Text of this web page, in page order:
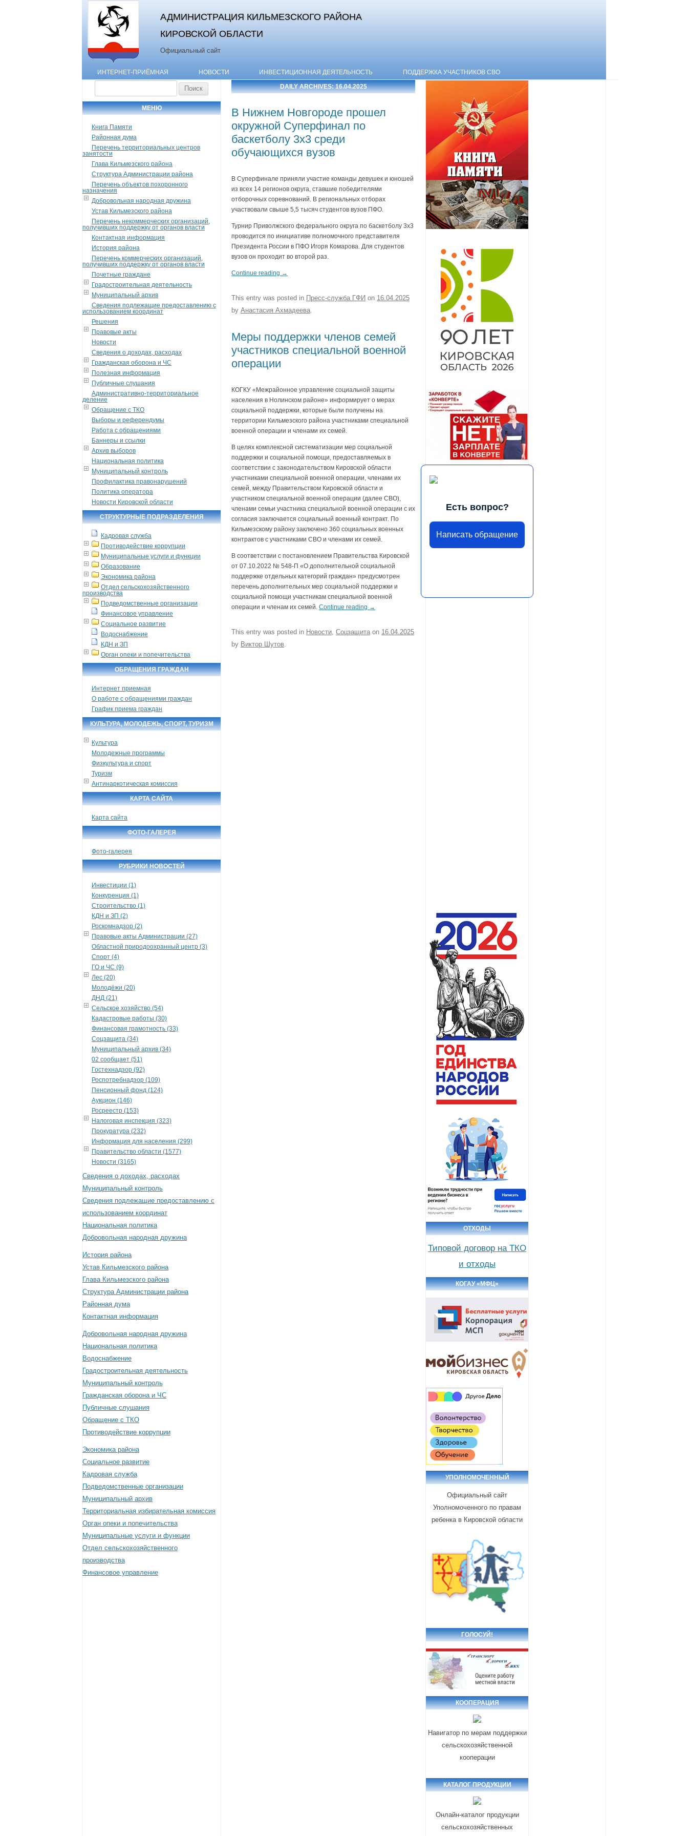
АДМИНИСТРАЦИЯ КИЛЬМЕЗСКОГО РАЙОНА
КИРОВСКОЙ ОБЛАСТИ
Официальный сайт
Skip to content
ИНТЕРНЕТ-ПРИЁМНАЯ НОВОСТИ ИНВЕСТИЦИОННАЯ ДЕЯТЕЛЬНОСТЬ ПОДДЕРЖКА УЧАСТНИКОВ СВО
МЕНЮ
Книга Памяти
Районная дума
Перечень территориальных центров
занятости
Глава Кильмезского района
Структура Администрации района
Перечень объектов похоронного
назначения
Добровольная народная дружина
Устав Кильмезского района
Перечень некоммерческих организаций,
получивших поддержку от органов власти
Контактная информация
История района
Перечень коммерческих организаций,
получивших поддержку от органов власти
Почетные граждане
Градостроительная деятельность
Муниципальный архив
Сведения подлежащие предоставлению с
использованием координат
Решения
Правовые акты
Новости
Сведения о доходах, расходах
Гражданская оборона и ЧС
Полезная информация
Публичные слушания
Административно-территориальное
деление
Обращение с ТКО
Выборы и референдумы
Работа с обращениями
Баннеры и ссылки
Архив выборов
Национальная политика
Муниципальный контроль
Профилактика правонарушений
Политика оператора
Новости Кировской области
СТРУКТУРНЫЕ ПОДРАЗДЕЛЕНИЯ
Кадровая служба
Противодействие коррупции
Муниципальные услуги и функции
Образование
Экономика района
Отдел сельскохозяйственного
производства
Подведомственные организации
Финансовое управление
Социальное развитие
Водоснабжение
КДН и ЗП
Орган опеки и попечительства
ОБРАЩЕНИЯ ГРАЖДАН
Интернет приемная
О работе с обращениями граждан
График приема граждан
КУЛЬТУРА, МОЛОДЕЖЬ, СПОРТ, ТУРИЗМ
Культура
Молодежные программы
Физкультура и спорт
Туризм
Антинаркотическая комиссия
КАРТА САЙТА
Карта сайта
ФОТО-ГАЛЕРЕЯ
Фото-галерея
РУБРИКИ НОВОСТЕЙ
Инвестиции (1)
Конкуренция (1)
Строительство (1)
КДН и ЗП (2)
Роскомнадзор (2)
Правовые акты Администрации (27)
Областной природоохранный центр (3)
Спорт (4)
ГО и ЧС (9)
Лес (20)
Молодёжи (20)
ДНД (21)
Сельское хозяйство (54)
Кадастровые работы (30)
Финансовая грамотность (33)
Соцзащита (34)
Муниципальный архив (34)
02 сообщает (51)
Гостехнадзор (92)
Роспотребнадзор (109)
Пенсионный фонд (124)
Аукцион (146)
Росреестр (153)
Налоговая инспекция (323)
Прокуратура (232)
Информация для населения (299)
Правительство области (1577)
Новости (3165)
Сведения о доходах, расходах
Муниципальный контроль
Сведения подлежащие предоставлению с
использованием координат
Национальная политика
Добровольная народная дружина
История района
Устав Кильмезского района
Глава Кильмезского района
Структура Администрации района
Районная дума
Контактная информация
Добровольная народная дружина
Национальная политика
Водоснабжение
Градостроительная деятельность
Муниципальный контроль
Гражданская оборона и ЧС
Публичные слушания
Обращение с ТКО
Противодействие коррупции
Экономика района
Социальное развитие
Кадровая служба
Подведомственные организации
Муниципальный архив
Территориальная избирательная комиссия
Орган опеки и попечительства
Муниципальные услуги и функции
Отдел сельскохозяйственного
производства
Финансовое управление
DAILY ARCHIVES:16.04.2025
В Нижнем Новгороде прошел
окружной Суперфинал по
баскетболу 3х3 среди
обучающихся вузов
В Суперфинале приняли участие команды девушек и юношей
из всех 14 регионов округа, ставшие победителями
отборочных соревнований. В региональных отборах
участвовали свыше 5,5 тысяч студентов вузов ПФО.
Турнир Приволжского федерального округа по баскетболу 3х3
проводится по инициативе полномочного представителя
Президента России в ПФО Игоря Комарова. Для студентов
вузов он проходит во второй раз.
Continue reading →
This entry was posted in Пресс-служба ГФИ on 16.04.2025
by Анастасия Ахмадеева
Меры поддержки членов семей
участников специальной военной
операции
КОГКУ «Межрайонное управление социальной защиты
населения в Нолинском районе» информирует о мерах
социальной поддержки, которые были получены на
территории Кильмезского района участниками специальной
военной операции и членами их семей.
В целях комплексной систематизации мер социальной
поддержки и социальной помощи, предоставляемых в
соответствии с законодательством Кировской области
участниками специальной военной операции, членами их
семей, между Правительством Кировской области и
участником специальной военной операции (далее СВО),
членами семьи участника специальной военной операции с их
согласия заключается социальный военный контракт. По
Кильмезскому району заключено 360 социальных военных
контрактов с участниками СВО и членами их семей.
В соответствии с постановлением Правительства Кировской
от 07.10.2022 № 548-П «О дополнительной социальной
поддержке отдельных категорий граждан» предусмотрен
перечень дополнительных мер социальной поддержки и
социальной помощи участникам специальной военной
операции и членам их семей. Continue reading →
This entry was posted in Новости, Соцзащита on 16.04.2025
by Виктор Шутов.
Есть вопрос?
Написать обращение
ОТХОДЫ
Типовой договор на ТКО
и отходы
КОГАУ «МФЦ»
УПОЛНОМОЧЕННЫЙ
Официальный сайт
Уполномоченного по правам
ребенка в Кировской области
ГОЛОСУЙ!
КООПЕРАЦИЯ
Навигатор по мерам поддержки
сельскохозяйственной
кооперации
КАТАЛОГ ПРОДУКЦИИ
Онлайн-каталог продукции
сельскохозяйственных